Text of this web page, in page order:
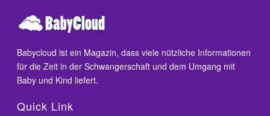
Babycloud ist ein Magazin, dass viele nützliche Informationen
für die Zeit in der Schwangerschaft und dem Umgang mit
Baby und Kind liefert.
Quick Link